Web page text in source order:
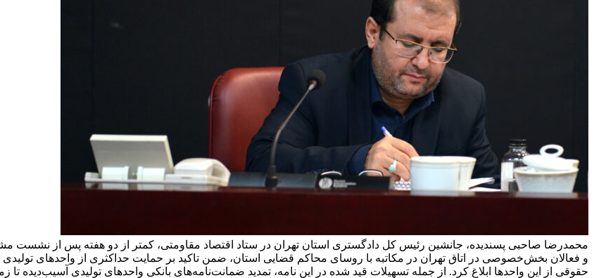
محمدرضا صاحبی پسندیده، جانشین رئیس کل دادگستری استان تهران در ستاد اقتصاد مقاومتی، کمتر از دو هفته پس از نشست
و فعالان بخش‌خصوصی در اتاق تهران در مکاتبه با روسای محاکم قضایی استان، ضمن تاکید بر حمایت حداکثری از واحدهای
حقوقی از این واحدها ابلاغ کرد. از جمله تسهیلات قید شده در این نامه، تمدید ضمانت‌نامه‌های بانکی واحدهای تولیدی آسیب‌دیده